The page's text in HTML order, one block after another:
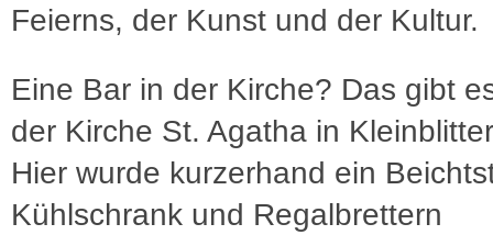
Feierns, der Kunst und der Kultur.
Eine Bar in der Kirche? Das gibt
der Kirche St. Agatha in
Hier wurde kurzerhand ein
Kühlschrank und Regalbrettern